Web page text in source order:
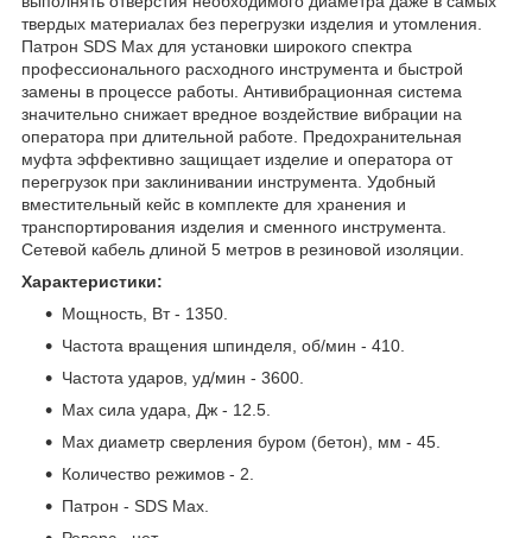
твердых материалах без перегрузки изделия и утомления.
Патрон SDS Max для установки широкого спектра
профессионального расходного инструмента и быстрой
замены в процессе работы. Антивибрационная система
значительно снижает вредное воздействие вибрации на
оператора при длительной работе. Предохранительная
муфта эффективно защищает изделие и оператора от
перегрузок при заклинивании инструмента. Удобный
вместительный кейс в комплекте для хранения и
транспортирования изделия и сменного инструмента.
Сетевой кабель длиной 5 метров в резиновой изоляции.
Характеристики:
Мощность, Вт - 1350.
Частота вращения шпинделя, об/мин - 410.
Частота ударов, уд/мин - 3600.
Max сила удара, Дж - 12.5.
Max диаметр сверления буром (бетон), мм - 45.
Количество режимов - 2.
Патрон - SDS Max.